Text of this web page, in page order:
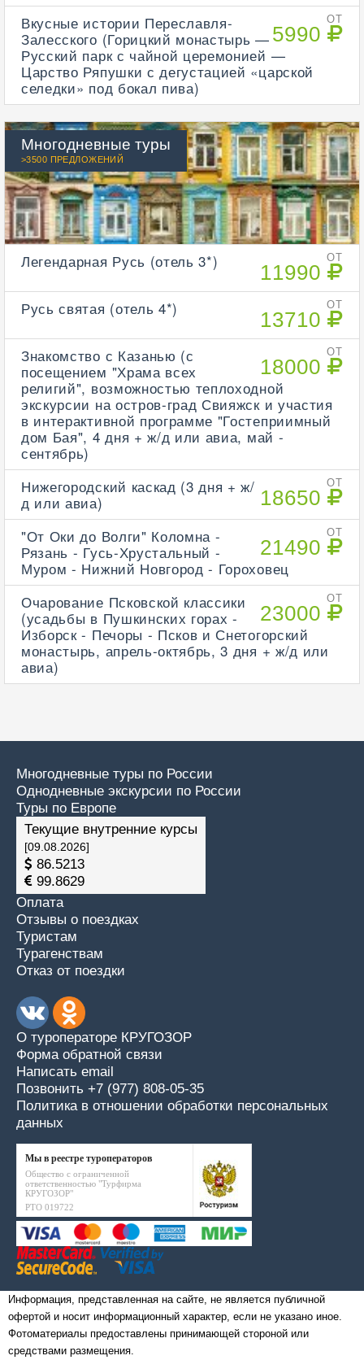
ОТ
5990
Вкусные истории Переславля-
Залесского (Горицкий монастырь —
Русский парк с чайной церемонией —
Царство Ряпушки с дегустацией «царской
селедки» под бокал пива)
Многодневные туры
>3500 ПРЕДЛОЖЕНИЙ
ОТ
11990
Легендарная Русь (отель 3*)
ОТ
13710
Русь святая (отель 4*)
ОТ
18000
Знакомство с Казанью (с
посещением "Храма всех
религий", возможностью теплоходной
экскурсии на остров-град Свияжск и участия
в интерактивной программе "Гостеприимный
дом Бая", 4 дня + ж/д или авиа, май -
сентябрь)
ОТ
18650
Нижегородский каскад (3 дня + ж/
д или авиа)
ОТ
21490
"От Оки до Волги" Коломна -
Рязань - Гусь-Хрустальный -
Муром - Нижний Новгород - Гороховец
ОТ
23000
Очарование Псковской классики
(усадьбы в Пушкинских горах -
Изборск - Печоры - Псков и Снетогорский
монастырь, апрель-октябрь, 3 дня + ж/д или
авиа)
Многодневные туры по России
Однодневные экскурсии по России
Туры по Европе
Текущие внутренние курсы
[09.08.2026]
86.5213
99.8629
Оплата
Отзывы о поездках
Туристам
Турагенствам
Отказ от поездки
О туроператоре КРУГОЗОР
Форма обратной связи
Написать email
Позвонить +7 (977) 808-05-35
Политика в отношении обработки персональных
данных
Мы в реестре туроператоров
Общество с ограниченной
ответственностью "Турфирма
КРУГОЗОР"
РТО 019722
Информация, представленная на сайте, не является публичной
офертой и носит информационный характер, если не указано иное.
Фотоматериалы предоставлены принимающей стороной или
средствами размещения.